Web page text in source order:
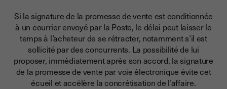
Si la signature de la promesse de vente est conditionnée
à un courrier envoyé par la Poste, le délai peut laisser le
temps à l’acheteur de se rétracter, notamment s’il est
sollicité par des concurrents. La possibilité de lui
proposer, immédiatement après son accord, la signature
de la promesse de vente par voie électronique évite cet
écueil et accélère la concrétisation de l’affaire.